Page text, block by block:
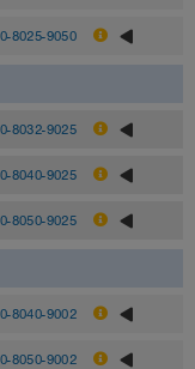
8025-9050
8032-9025
8040-9025
8050-9025
8040-9002
8050-9002